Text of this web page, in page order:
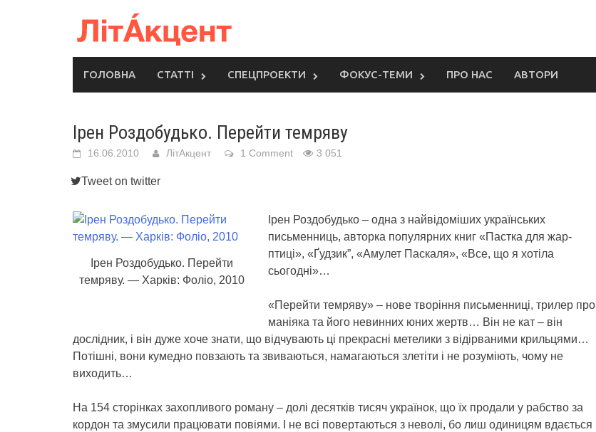
ГОЛОВНА СТАТТІ СПЕЦПРОЕКТИ ФОКУС-ТЕМИ ПРО НАС АВТОРИ
Ірен Роздобудько. Перейти темряву
16.06.2010 ЛітАкцент 1 Comment 3 051
Tweet on twitter
Ірен Роздобудько. Перейти
темряву. — Харків: Фоліо, 2010
Ірен Роздобудько – одна з найвідоміших українських
письменниць, авторка популярних книг «Пастка для жар-
птиці», «Ґудзик”, «Амулет Паскаля», «Все, що я хотіла
сьогодні»…
«Перейти темряву» – нове творіння письменниці, трилер про
маніяка та його невинних юних жертв… Він не кат – він
дослідник, і він дуже хоче знати, що відчувають ці прекрасні метелики з відірваними крильцями…
Потішні, вони кумедно повзають та звиваються, намагаються злетіти і не розуміють, чому не
виходить…
На 154 сторінках захопливого роману – долі десятків тисяч українок, що їх продали у рабство за
кордон та змусили працювати повіями. І не всі повертаються з неволі, бо лиш одиницям вдається